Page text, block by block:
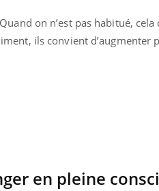
on n’est pas habitué, cela
ils convient d’augmenter
en pleine